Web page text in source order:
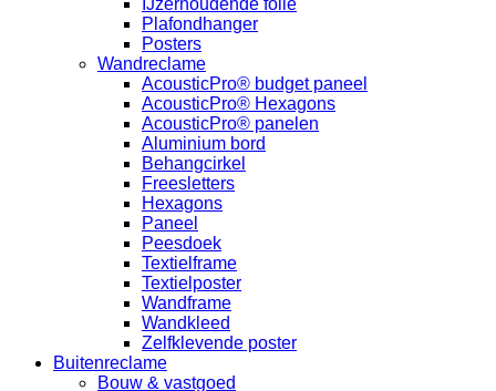
Plafondhanger
Posters
Wandreclame
AcousticPro® budget paneel
AcousticPro® Hexagons
AcousticPro® panelen
Aluminium bord
Behangcirkel
Freesletters
Hexagons
Paneel
Peesdoek
Textielframe
Textielposter
Wandframe
Wandkleed
Zelfklevende poster
Buitenreclame
Bouw & vastgoed